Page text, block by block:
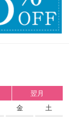
翌月
金 土